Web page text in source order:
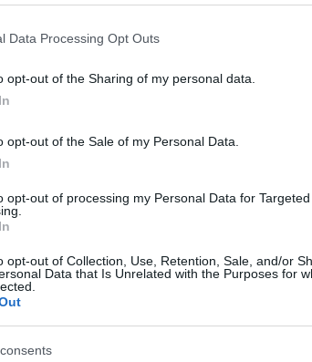
Data Processing Opt Outs
opt-out of the Sharing of my personal data.
opt-out of the Sale of my Personal Data.
opt-out of processing my Personal Data for Targeted
opt-out of Collection, Use, Retention, Sale, and/or
Data that Is Unrelated with the Purposes for
Initiative»
segrete stanze, è uscire dalla «
del G7, ad un partenariato
voluto da Conte, non ha portato
e geopolitico, con le tensioni
russa in Ucraina, questa alleanza
il prossimo settembre per
visto che il suo omologo Qin Gang,